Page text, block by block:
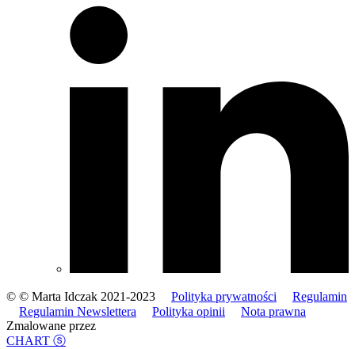
© © Marta Idczak 2021-2023 Polityka prywatności
Regulamin
Regulamin Newslettera
Polityka opinii
Nota prawna
Zmalowane przez
CHART ⓢ